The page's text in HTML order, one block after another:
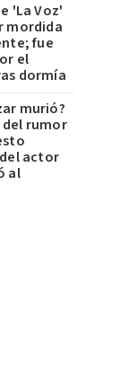
'La Voz'
mordida
fue
el
dormía
murió?
del rumor
actor
al